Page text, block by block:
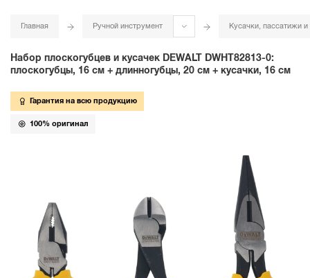
Главная Ручной инструмент Кусачки, пассатижи и
Набор плоскогубцев и кусачек DEWALT DWHT82813-0:
плоскогубцы, 16 см + длинногубцы, 20 см + кусачки, 16 см
Гарантия на всю продукцию
100% оригинал